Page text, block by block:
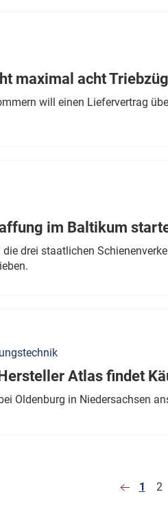
maximal acht
will einen Liefervertrag
im Baltikum
drei staatlichen
Atlas findet
Oldenburg in Niedersachsen
1 2